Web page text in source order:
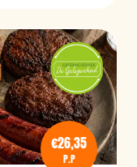
€26,35
P.P